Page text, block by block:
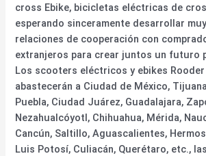
cross Ebike, bicicletas eléctricas de
esperando sinceramente desarrollar
relaciones de cooperación con
extranjeros para crear juntos un futuro
Los scooters eléctricos y ebikes
abastecerán a Ciudad de México,
Puebla, Ciudad Juárez, Guadalajara,
Nezahualcóyotl, Chihuahua, Mérida,
Cancún, Saltillo, Aguascalientes,
Luis Potosí, Culiacán, Querétaro, etc.,